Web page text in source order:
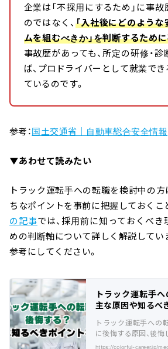
企業は「不採用にするため」に事
のではなく、 「入社後にどのよう
ムを組むべきか」を判断するため
事故歴があっても、所定の研修・
ば、プロドライバーとして就業で
ているのです。
参考：国土交通省｜自動車総合安全情報
▼あわせて読みたい
トラック運転手への転職を検討中の方
ちなポイントを事前に把握しておくこ
の記事では、採用前に知っておくべき
めの判断軸について詳しく解説してい
参考にしてください。
トラック運転手
主な原因や知るべ
トラック運転手への
に後悔する原因、後悔
メリット、向いている